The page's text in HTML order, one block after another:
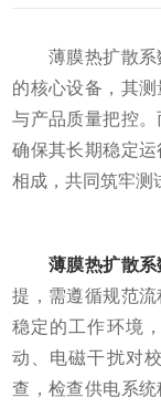
薄膜热扩散系
的核心设备，其
与产品质量把控
确保其长期稳定
相成，共同筑牢测
薄膜热扩散系
提，需遵循规范
稳定的工作环境
动、电磁干扰对
查，检查供电系